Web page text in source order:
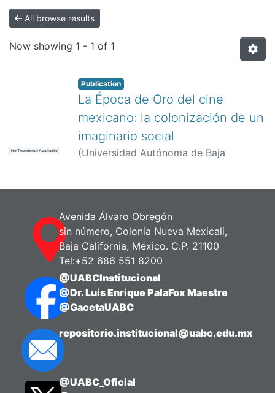
All browse results
Now showing 1 - 1 of 1
No Thumbnail Available
Publication
La Época de Oro del cine
mexicano: la colonización de un
imaginario social
(Universidad Autónoma de Baja
Avenida Álvaro Obregón
sin número, Colonia Nueva Mexicali,
Baja California, México. C.P. 21100
Tel:+52 686 551 8200
@UABCInstitucional
@Dr. Luis Enrique PalaFox Maestre
@GacetaUABC
repositorio.institucional@uabc.edu.mx
@UABC_Oficial